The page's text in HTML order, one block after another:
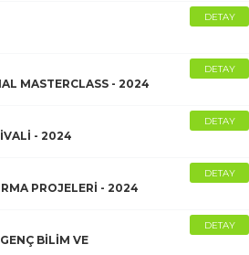
DETAY
MASTERCLASS - 2024
DETAY
- 2024
DETAY
PROJELERİ - 2024
DETAY
BİLİM VE
DETAY